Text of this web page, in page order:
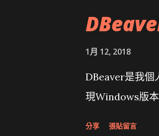
1月 12, 2018
DBeaver是我個
現Windows版
分享 張貼留言